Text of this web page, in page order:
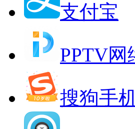
支付宝
PPTV网
搜狗手